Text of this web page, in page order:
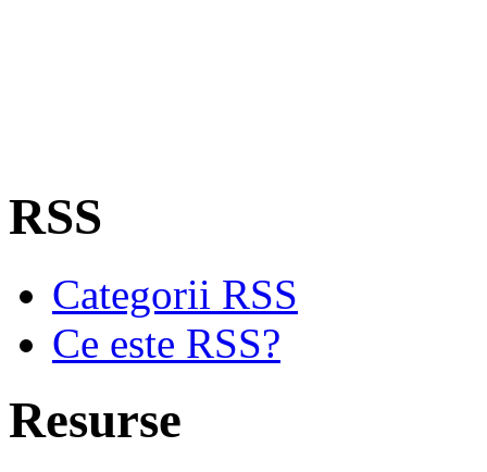
RSS
Categorii RSS
Ce este RSS?
Resurse